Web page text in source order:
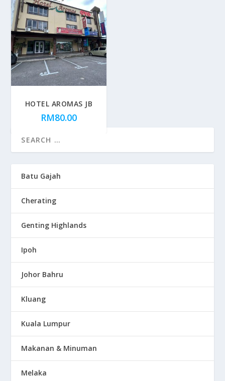
HOTEL AROMAS JB
RM80.00
Batu Gajah
Cherating
Genting Highlands
Ipoh
Johor Bahru
Kluang
Kuala Lumpur
Makanan & Minuman
Melaka